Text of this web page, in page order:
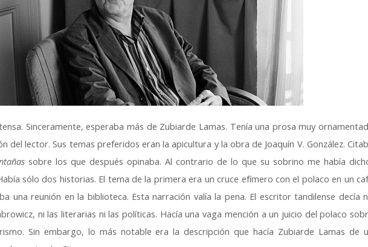
Sinceramente, esperaba más de Zubiarde Lamas. Tenía una prosa muy
del lector. Sus temas preferidos eran la apicultura y la obra de Joaquín V. González.
sobre los que después opinaba. Al contrario de lo que su sobrino me había
sólo dos historias. El tema de la primera era un cruce efímero con el polaco en un
una reunión en la biblioteca. Esta narración valía la pena. El escritor tandilense decía
ni las literarias ni las políticas. Hacía una vaga mención a un juicio del polaco
Sin embargo, lo más notable era la descripción que hacía Zubiarde Lamas de